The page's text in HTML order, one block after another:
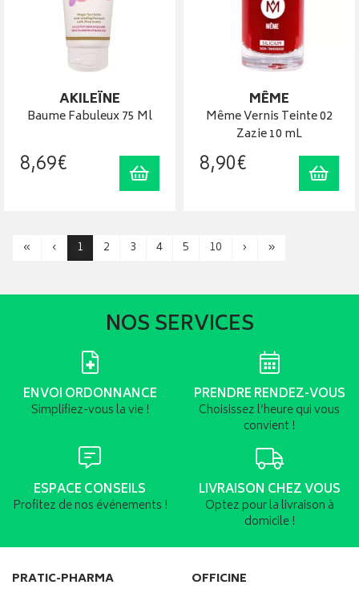
AKILEÏNE
Baume Fabuleux 75 Ml
8,69€ Ajouter au panier
MÊME
Même Vernis Teinte 02
Zazie 10 mL
8,90€
« ‹ 1 2 3 4 5 10 › »
NOS SERVICES
ENVOI ORDONNANCE
Simplifiez-vous la vie !
PRENDRE RENDEZ-VOUS
Choisissez l’heure qui vous
convient !
ESPACE CONSEILS
Profitez de nos événements !
LIVRAISON CHEZ VOUS
Optez pour la livraison à
domicile !
PRATIC-PHARMA OFFICINE